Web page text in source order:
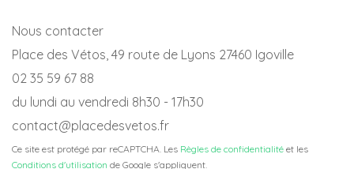
Nous contacter
Place des Vétos, 49 route de Lyons 27460 Igoville
02 35 59 67 88
du lundi au vendredi 8h30 - 17h30
contact@placedesvetos.fr
Ce site est protégé par reCAPTCHA. Les Règles de confidentialité et les
Conditions d'utilisation de Google s'appliquent.